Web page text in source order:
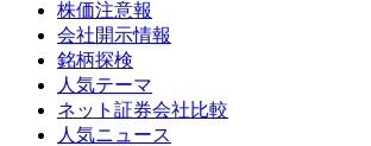
株価注意報
会社開示情報
銘柄探検
人気テーマ
ネット証券会社比較
人気ニュース